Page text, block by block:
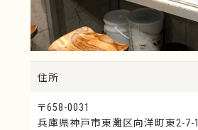
ピーティーパラ25
インパ
セレクトハードイエロ
ー
ゴー
セレクトスーパーイエ
ロー
セレク
セレクト77H
セレクトシード
ステッ
住所
〒658-0031
兵庫県神戸市東灘区向洋町東2-7-